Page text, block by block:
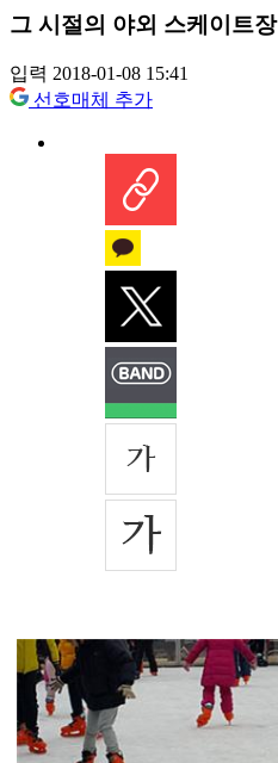
그 시절의 야외 스케이트장
입력 2018-01-08 15:41
선호매체 추가